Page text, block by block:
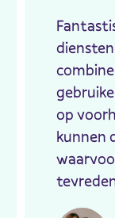
op
kunnen